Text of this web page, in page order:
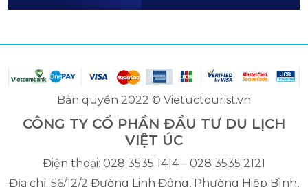
Bản quyền 2022 © Vietuctourist.vn
CÔNG TY CỔ PHẦN ĐẦU TƯ DU LỊCH
VIỆT ÚC
Điện thoại: 028 3535 1414 – 028 3535 2121
Địa chỉ: 56/12/2 Đường Linh Đông, Phường Hiệp Bình,